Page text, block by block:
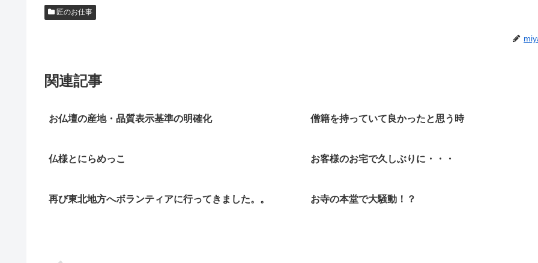
匠のお仕事
関連記事
お仏壇の産地・品質表示基準の明確化 僧籍を持っていて良かったと思う時
仏様とにらめっこ お客様のお宅で久しぶりに・・・
再び東北地方へボランティアに行ってきました。。 お寺の本堂で大騒動！？